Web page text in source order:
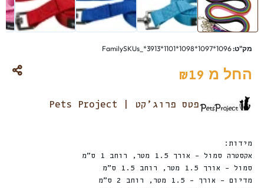
מק"ט:FamilySKUs_*3913*1101*1098*1097*1096
החל מ ₪19
פטס פרוג׳קט | Pets Project
מידות:
אקסטרה סמול – אורך 1.5 מטר, רוחב 1 ס”מ
סמול – אורך 1.5 מטר, רוחב 1.5 ס”מ
מדיום – אורך – 1.5 מטר, רוחב 2 ס”מ